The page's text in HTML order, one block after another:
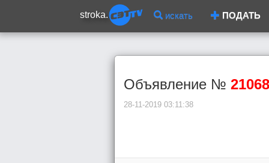
stroka. искать ПОДАТЬ
Объявление № 21068
28-11-2019 03:11:38